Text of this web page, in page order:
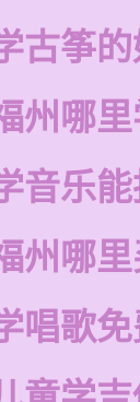
古筝
州哪
音乐
州哪
唱歌